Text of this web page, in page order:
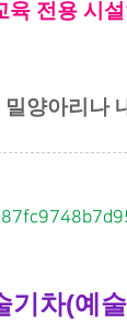
육 전용 시
밀양아리나
기차(예